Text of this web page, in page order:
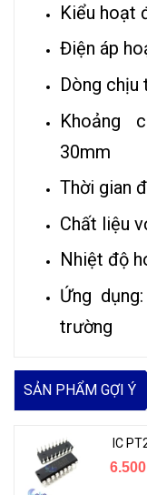
Kiểu hoạt
Điện áp
Dòng chịu
Khoảng
30mm
Thời gian
Chất liệu
Nhiệt độ
Ứng
trường
SẢN PHẨM GỢI Ý
IC